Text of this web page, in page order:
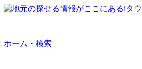
ホーム・検索